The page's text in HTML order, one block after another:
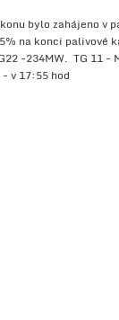
bylo zahájeno v
na konci palivové
-234MW. TG 11
- v 17:55 hod